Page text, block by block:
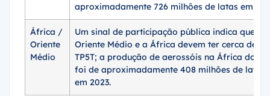
aproximadamente 726 milhões de latas em
África /
Oriente
Médio
Um sinal de participação pública indica que o
Oriente Médio e a África devem ter cerca de
TP5T; a produção de aerossóis na África do Sul
foi de aproximadamente 408 milhões de latas
em 2023.